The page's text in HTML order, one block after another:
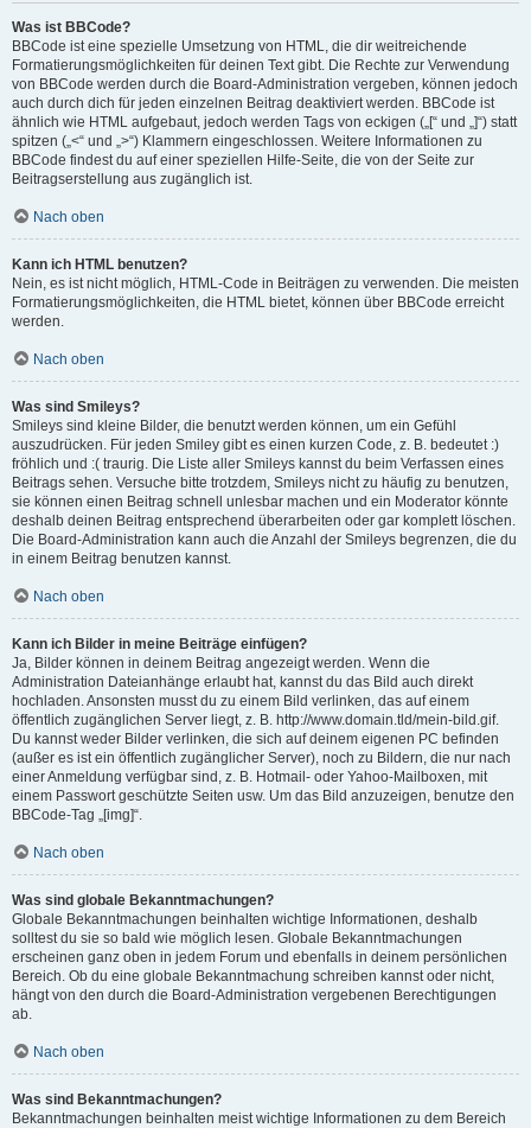
Was ist BBCode?
BBCode ist eine spezielle Umsetzung von HTML, die dir weitreichende
Formatierungsmöglichkeiten für deinen Text gibt. Die Rechte zur Verwendung
von BBCode werden durch die Board-Administration vergeben, können jedoch
auch durch dich für jeden einzelnen Beitrag deaktiviert werden. BBCode ist
ähnlich wie HTML aufgebaut, jedoch werden Tags von eckigen („[“ und „]“) statt
spitzen („<“ und „>“) Klammern eingeschlossen. Weitere Informationen zu
BBCode findest du auf einer speziellen Hilfe-Seite, die von der Seite zur
Beitragserstellung aus zugänglich ist.
Nach oben
Kann ich HTML benutzen?
Nein, es ist nicht möglich, HTML-Code in Beiträgen zu verwenden. Die meisten
Formatierungsmöglichkeiten, die HTML bietet, können über BBCode erreicht
werden.
Nach oben
Was sind Smileys?
Smileys sind kleine Bilder, die benutzt werden können, um ein Gefühl
auszudrücken. Für jeden Smiley gibt es einen kurzen Code, z. B. bedeutet :)
fröhlich und :( traurig. Die Liste aller Smileys kannst du beim Verfassen eines
Beitrags sehen. Versuche bitte trotzdem, Smileys nicht zu häufig zu benutzen,
sie können einen Beitrag schnell unlesbar machen und ein Moderator könnte
deshalb deinen Beitrag entsprechend überarbeiten oder gar komplett löschen.
Die Board-Administration kann auch die Anzahl der Smileys begrenzen, die du
in einem Beitrag benutzen kannst.
Nach oben
Kann ich Bilder in meine Beiträge einfügen?
Ja, Bilder können in deinem Beitrag angezeigt werden. Wenn die
Administration Dateianhänge erlaubt hat, kannst du das Bild auch direkt
hochladen. Ansonsten musst du zu einem Bild verlinken, das auf einem
öffentlich zugänglichen Server liegt, z. B. http://www.domain.tld/mein-bild.gif.
Du kannst weder Bilder verlinken, die sich auf deinem eigenen PC befinden
(außer es ist ein öffentlich zugänglicher Server), noch zu Bildern, die nur nach
einer Anmeldung verfügbar sind, z. B. Hotmail- oder Yahoo-Mailboxen, mit
einem Passwort geschützte Seiten usw. Um das Bild anzuzeigen, benutze den
BBCode-Tag „[img]“.
Nach oben
Was sind globale Bekanntmachungen?
Globale Bekanntmachungen beinhalten wichtige Informationen, deshalb
solltest du sie so bald wie möglich lesen. Globale Bekanntmachungen
erscheinen ganz oben in jedem Forum und ebenfalls in deinem persönlichen
Bereich. Ob du eine globale Bekanntmachung schreiben kannst oder nicht,
hängt von den durch die Board-Administration vergebenen Berechtigungen
ab.
Nach oben
Was sind Bekanntmachungen?
Bekanntmachungen beinhalten meist wichtige Informationen zu dem Bereich